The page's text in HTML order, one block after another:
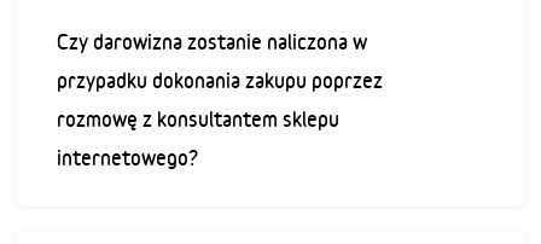
Czy darowizna zostanie naliczona w
przypadku dokonania zakupu poprzez
rozmowę z konsultantem sklepu
internetowego?